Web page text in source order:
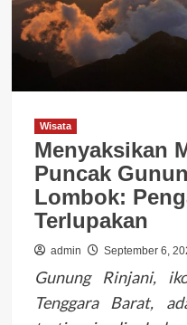
Wisata
Menyaksikan
Puncak
Lombok:
Terlupakan
admin September 6,
Gunung Rinjani,
Tenggara Barat,